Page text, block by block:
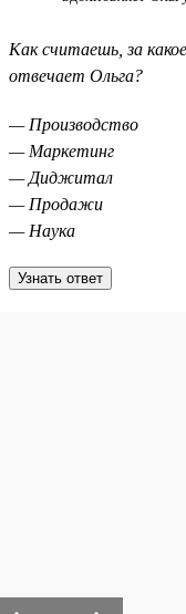
Как считаешь, за
отвечает Ольга?
— Производство
— Маркетинг
— Диджитал
— Продажи
— Наука
Узнать ответ